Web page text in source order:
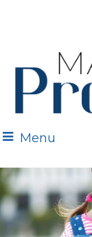
Menu